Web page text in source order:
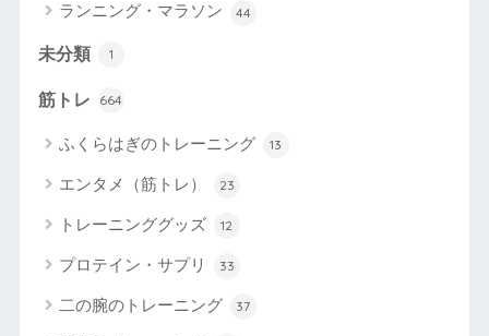
ランニング・マラソン 44
未分類 1
筋トレ 664
ふくらはぎのトレーニング 13
エンタメ（筋トレ） 23
トレーニンググッズ 12
プロテイン・サプリ 33
二の腕のトレーニング 37